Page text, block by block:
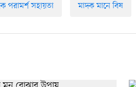
পরামর্শ সহায়তা মাদক মানে বিষ